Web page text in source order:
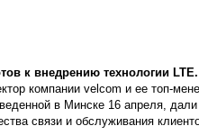
к внедрению технологии
компании velcom и ее топ-
в Минске 16 апреля,
связи и обслуживания